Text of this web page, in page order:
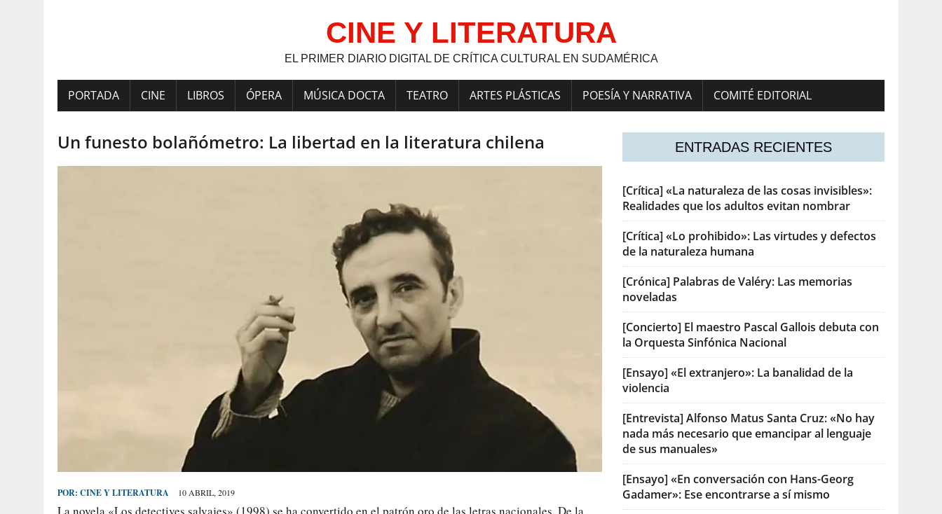
CINE Y LITERATURA
EL PRIMER DIARIO DIGITAL DE CRÍTICA CULTURAL EN SUDAMÉRICA
PORTADA CINE LIBROS ÓPERA MÚSICA DOCTA TEATRO ARTES PLÁSTICAS POESÍA Y NARRATIVA COMITÉ EDITORIAL
Un funesto bolañómetro: La libertad en la literatura chilena
POR: CINE Y LITERATURA 10 ABRIL, 2019
La novela «Los detectives salvajes» (1998) se ha convertido en el patrón oro de las letras nacionales. De la
ENTRADAS RECIENTES
[Crítica] «La naturaleza de las cosas invisibles»:
Realidades que los adultos evitan nombrar
[Crítica] «Lo prohibido»: Las virtudes y defectos
de la naturaleza humana
[Crónica] Palabras de Valéry: Las memorias
noveladas
[Concierto] El maestro Pascal Gallois debuta con
la Orquesta Sinfónica Nacional
[Ensayo] «El extranjero»: La banalidad de la
violencia
[Entrevista] Alfonso Matus Santa Cruz: «No hay
nada más necesario que emancipar al lenguaje
de sus manuales»
[Ensayo] «En conversación con Hans-Georg
Gadamer»: Ese encontrarse a sí mismo